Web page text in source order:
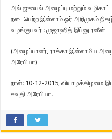
அல் ஜுபைல் அழைப்பு மற்றும்
நடைபெற்ற இஸ்லாம் ஓர் அறிமுகம்
வழங்குபவர் : முஜாஹித் இப்னு ரஸீன்
(அழைப்பாளர், ராக்கா இஸ்லாமிய
அரேபியா)
நாள்: 10-12-2015, வியாழக்கிழமை
சவுதி அரேபியா.